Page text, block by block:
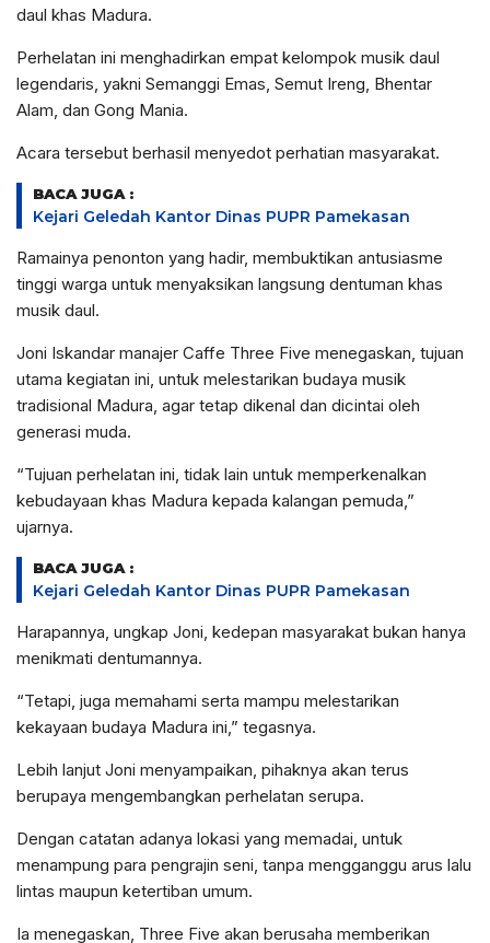
daul khas Madura.
Perhelatan ini menghadirkan empat kelompok musik daul
legendaris, yakni Semanggi Emas, Semut Ireng, Bhentar
Alam, dan Gong Mania.
Acara tersebut berhasil menyedot perhatian masyarakat.
BACA JUGA :
Kejari Geledah Kantor Dinas PUPR Pamekasan
Ramainya penonton yang hadir, membuktikan antusiasme
tinggi warga untuk menyaksikan langsung dentuman khas
musik daul.
Joni Iskandar manajer Caffe Three Five menegaskan, tujuan
utama kegiatan ini, untuk melestarikan budaya musik
tradisional Madura, agar tetap dikenal dan dicintai oleh
generasi muda.
“Tujuan perhelatan ini, tidak lain untuk memperkenalkan
kebudayaan khas Madura kepada kalangan pemuda,”
ujarnya.
BACA JUGA :
Kejari Geledah Kantor Dinas PUPR Pamekasan
Harapannya, ungkap Joni, kedepan masyarakat bukan hanya
menikmati dentumannya.
“Tetapi, juga memahami serta mampu melestarikan
kekayaan budaya Madura ini,” tegasnya.
Lebih lanjut Joni menyampaikan, pihaknya akan terus
berupaya mengembangkan perhelatan serupa.
Dengan catatan adanya lokasi yang memadai, untuk
menampung para pengrajin seni, tanpa mengganggu arus lalu
lintas maupun ketertiban umum.
Ia menegaskan, Three Five akan berusaha memberikan